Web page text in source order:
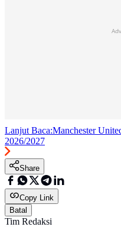
Lanjut Baca:Manchester
2026/2027
Share
Copy Link
Batal
Tim Redaksi